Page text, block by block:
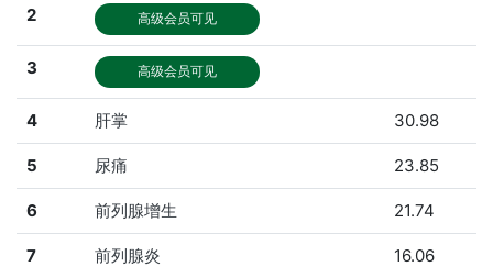
2 高级会员可见
3 高级会员可见
4 肝掌 30.98
5 尿痛 23.85
6 前列腺增生 21.74
7 前列腺炎 16.06